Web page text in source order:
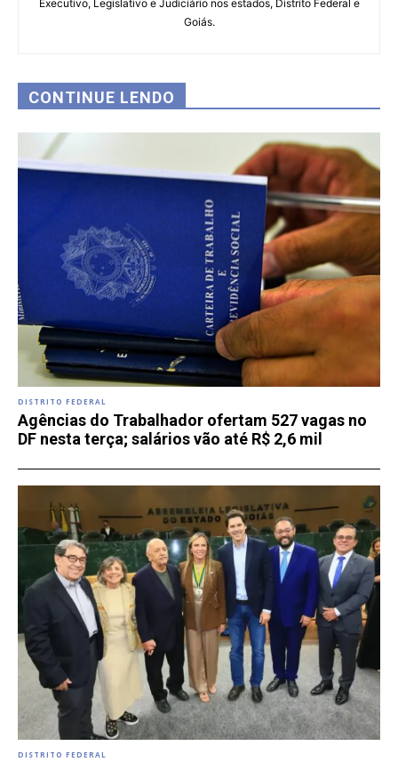
Executivo, Legislativo e Judiciário nos estados, Distrito Federal e
Goiás.
CONTINUE LENDO
DISTRITO FEDERAL
Agências do Trabalhador ofertam 527 vagas no
DF nesta terça; salários vão até R$ 2,6 mil
DISTRITO FEDERAL